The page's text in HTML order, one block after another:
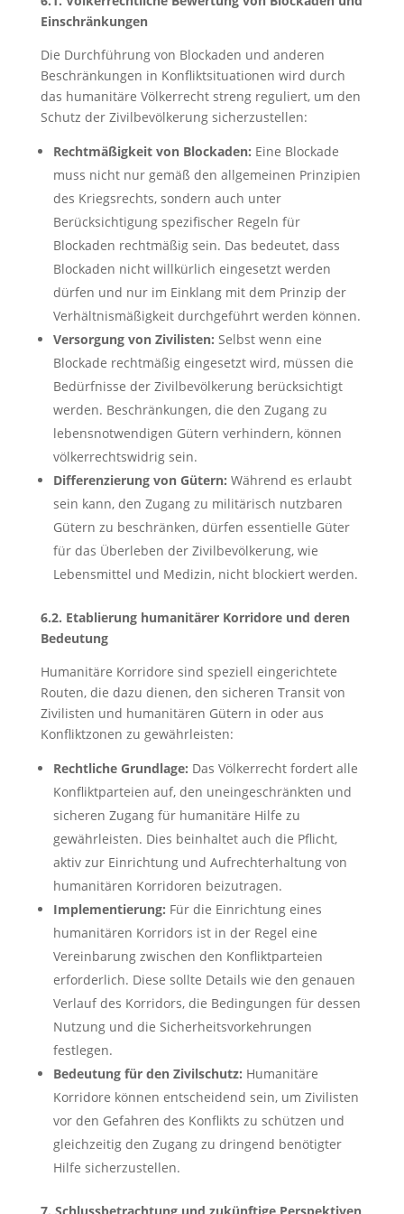
Einschränkungen
Die Durchführung von Blockaden und anderen
Beschränkungen in Konfliktsituationen wird durch
das humanitäre Völkerrecht streng reguliert, um den
Schutz der Zivilbevölkerung sicherzustellen:
Rechtmäßigkeit von Blockaden: Eine Blockade
muss nicht nur gemäß den allgemeinen Prinzipien
des Kriegsrechts, sondern auch unter
Berücksichtigung spezifischer Regeln für
Blockaden rechtmäßig sein. Das bedeutet, dass
Blockaden nicht willkürlich eingesetzt werden
dürfen und nur im Einklang mit dem Prinzip der
Verhältnismäßigkeit durchgeführt werden können.
Versorgung von Zivilisten: Selbst wenn eine
Blockade rechtmäßig eingesetzt wird, müssen die
Bedürfnisse der Zivilbevölkerung berücksichtigt
werden. Beschränkungen, die den Zugang zu
lebensnotwendigen Gütern verhindern, können
völkerrechtswidrig sein.
Differenzierung von Gütern: Während es erlaubt
sein kann, den Zugang zu militärisch nutzbaren
Gütern zu beschränken, dürfen essentielle Güter
für das Überleben der Zivilbevölkerung, wie
Lebensmittel und Medizin, nicht blockiert werden.
6.2. Etablierung humanitärer Korridore und deren
Bedeutung
Humanitäre Korridore sind speziell eingerichtete
Routen, die dazu dienen, den sicheren Transit von
Zivilisten und humanitären Gütern in oder aus
Konfliktzonen zu gewährleisten:
Rechtliche Grundlage: Das Völkerrecht fordert alle
Konfliktparteien auf, den uneingeschränkten und
sicheren Zugang für humanitäre Hilfe zu
gewährleisten. Dies beinhaltet auch die Pflicht,
aktiv zur Einrichtung und Aufrechterhaltung von
humanitären Korridoren beizutragen.
Implementierung: Für die Einrichtung eines
humanitären Korridors ist in der Regel eine
Vereinbarung zwischen den Konfliktparteien
erforderlich. Diese sollte Details wie den genauen
Verlauf des Korridors, die Bedingungen für dessen
Nutzung und die Sicherheitsvorkehrungen
festlegen.
Bedeutung für den Zivilschutz: Humanitäre
Korridore können entscheidend sein, um Zivilisten
vor den Gefahren des Konflikts zu schützen und
gleichzeitig den Zugang zu dringend benötigter
Hilfe sicherzustellen.